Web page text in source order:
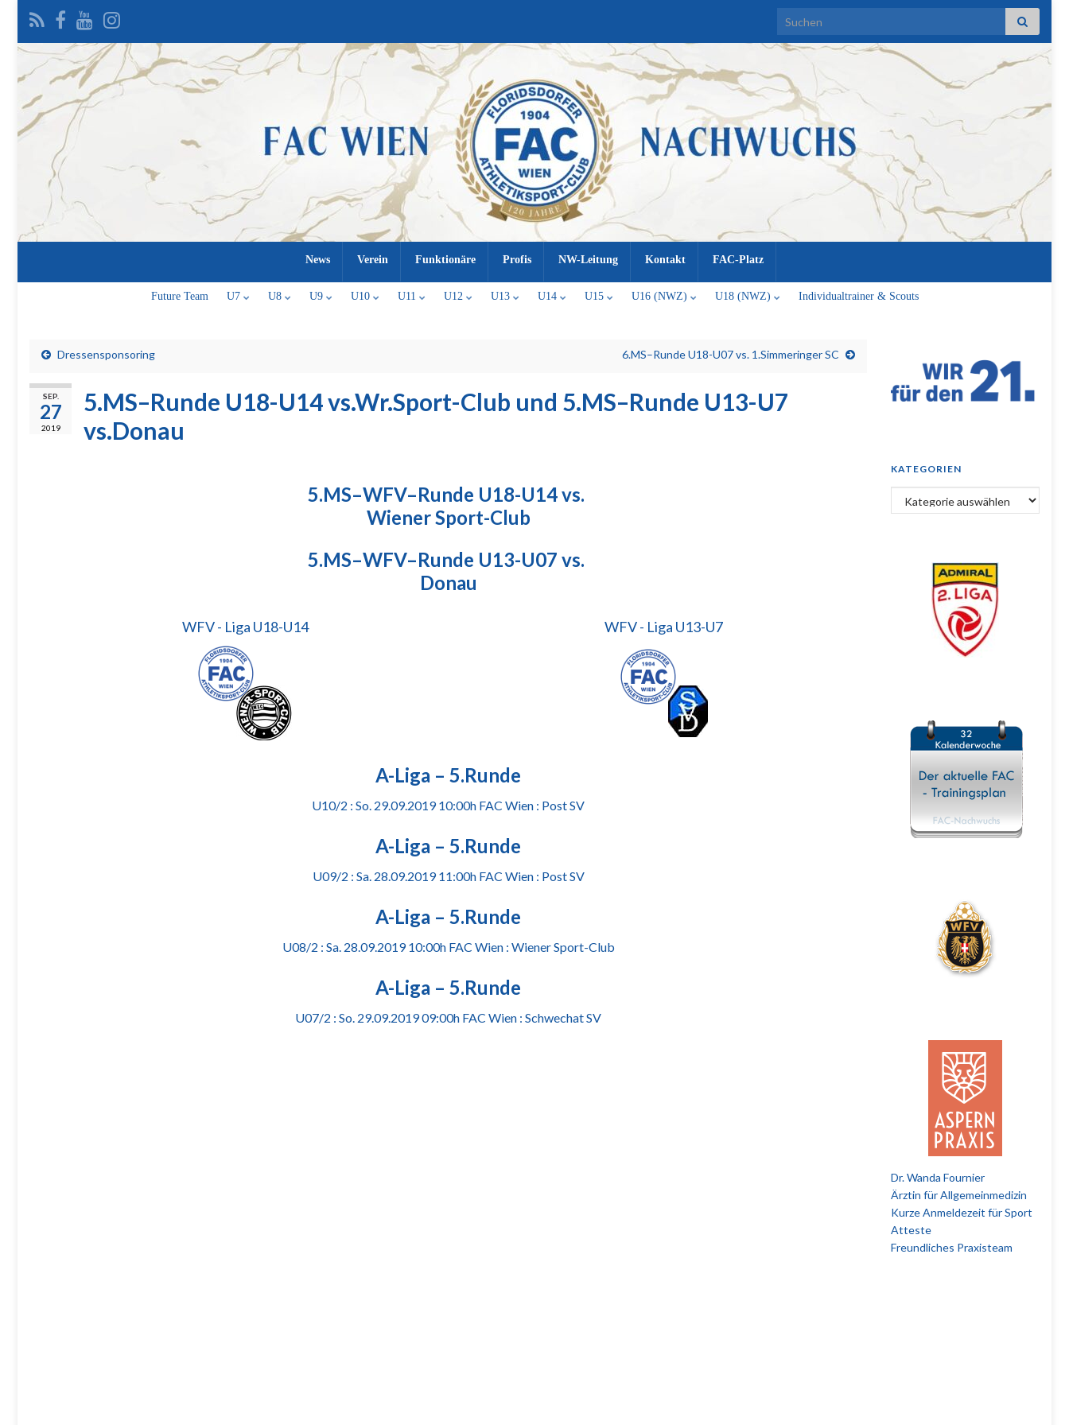
Search for:
News Verein Funktionäre Profis NW-Leitung Kontakt FAC-Platz
Future Team U7 U8 U9 U10 U11 U12 U13 U14 U15 U16 (NWZ) U18 (NWZ) Individualtrainer & Scouts
Dressensponsoring 6.MS–Runde U18-U07 vs. 1.Simmeringer SC
SEP.
27
2019
5.MS–Runde U18-U14 vs.Wr.Sport-Club und 5.MS–Runde U13-U7
vs.Donau
5.MS–WFV–Runde U18-U14 vs.
Wiener Sport-Club
5.MS–WFV–Runde U13-U07 vs.
Donau
WFV - Liga U18-U14 WFV - Liga U13-U7
A-Liga – 5.Runde
U10/2 : So. 29.09.2019 10:00h FAC Wien : Post SV
A-Liga – 5.Runde
U09/2 : Sa. 28.09.2019 11:00h FAC Wien : Post SV
A-Liga – 5.Runde
U08/2 : Sa. 28.09.2019 10:00h FAC Wien : Wiener Sport-Club
A-Liga – 5.Runde
U07/2 : So. 29.09.2019 09:00h FAC Wien : Schwechat SV
KATEGORIEN
Kategorien
Dr. Wanda Fournier
Ärztin für Allgemeinmedizin
Kurze Anmeldezeit für Sport
Atteste
Freundliches Praxisteam